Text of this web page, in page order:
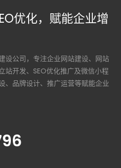
优化，赋能企业增
设公司，专注企业网站建设、网站
站开发、SEO优化推广及微信小程
、品牌设计、推广运营等赋能企业